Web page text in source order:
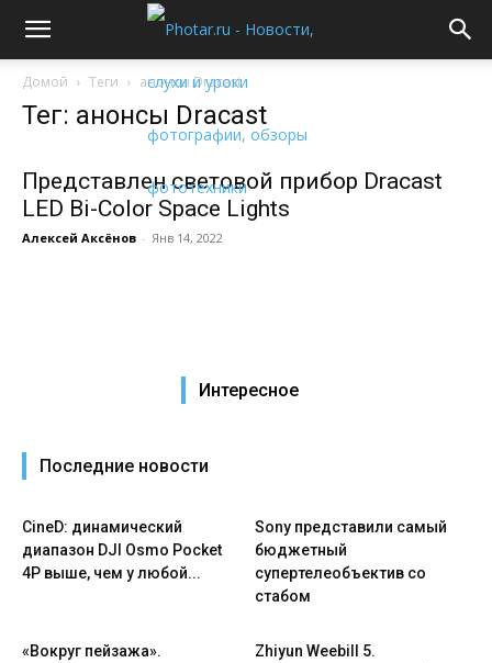
Домой Теги анонсы Dracast
Тег: анонсы Dracast
Представлен световой прибор Dracast
LED Bi-Color Space Lights
Алексей Аксёнов - Янв 14, 2022
Интересное
Последние новости
CineD: динамический
диапазон DJI Osmo Pocket
4P выше, чем у любой...
Sony представили самый
бюджетный
супертелеобъектив со
стабом
«Вокруг пейзажа».
Zhiyun Weebill 5.